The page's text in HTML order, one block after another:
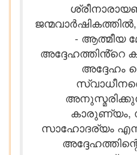
- ആത്മീയ
അദ്ദേഹത്തിൻ്റെ
അദ്ദേഹം
കാരുണ്യം,
സാഹോദര്യം